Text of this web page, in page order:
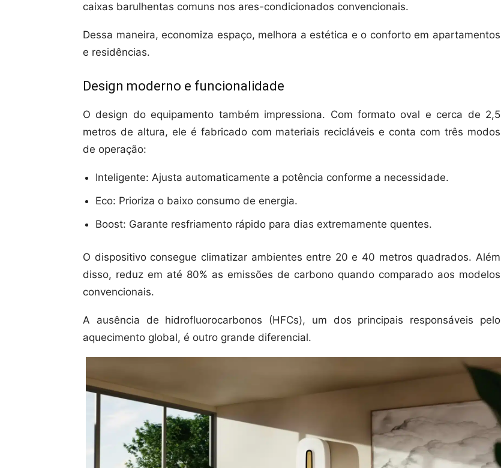
caixas barulhentas comuns nos ares-condicionados convencionais.
Dessa maneira, economiza espaço, melhora a estética e o conforto em apartamentos
e residências.
Design moderno e funcionalidade
O design do equipamento também impressiona. Com formato oval e cerca de 2,5
metros de altura, ele é fabricado com materiais recicláveis e conta com três modos
de operação:
Inteligente: Ajusta automaticamente a potência conforme a necessidade.
Eco: Prioriza o baixo consumo de energia.
Boost: Garante resfriamento rápido para dias extremamente quentes.
O dispositivo consegue climatizar ambientes entre 20 e 40 metros quadrados. Além
disso, reduz em até 80% as emissões de carbono quando comparado aos modelos
convencionais.
A ausência de hidrofluorocarbonos (HFCs), um dos principais responsáveis pelo
aquecimento global, é outro grande diferencial.